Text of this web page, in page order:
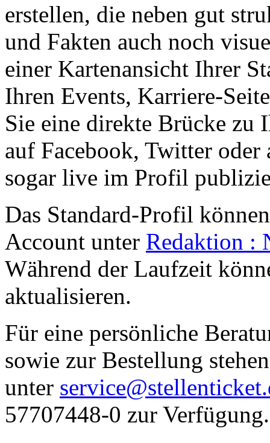
erstellen, die neben gut
und Fakten auch noch
einer Kartenansicht Ihrer
Ihren Events, Karriere-
Sie eine direkte Brücke zu
auf Facebook, Twitter oder
sogar live im Profil
Das Standard-Profil
Account unter Redaktion :
Während der Laufzeit
aktualisieren.
Für eine persönliche
sowie zur Bestellung
unter
57707448-0 zur Verfügung.